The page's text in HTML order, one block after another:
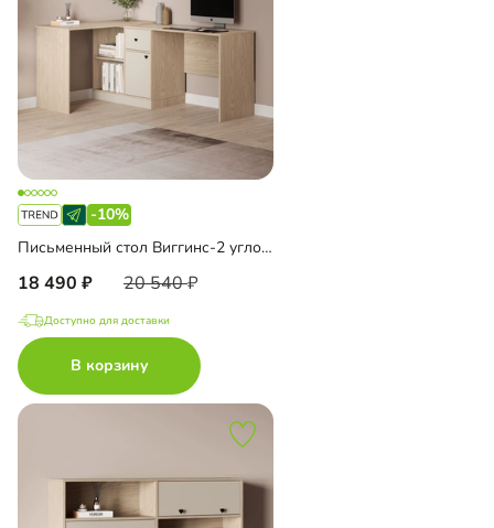
-10%
Письменный стол Виггинс-2 угловой
18 490 20 540
Доступно для доставки
В корзину